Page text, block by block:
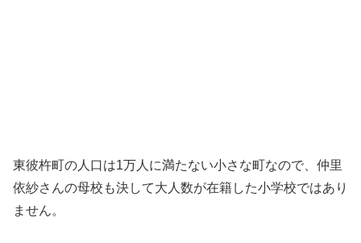
東彼杵町の人口は1万人に満たない小さな町なので、仲里
依紗さんの母校も決して大人数が在籍した小学校ではあり
ません。